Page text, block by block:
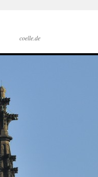
coelle.de